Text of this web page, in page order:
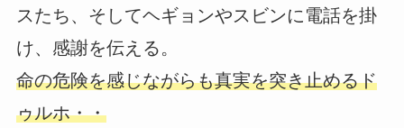
スたち、そしてヘギョンやスビンに電話を掛
け、感謝を伝える。
命の危険を感じながらも真実を突き止めるド
ゥルホ・・